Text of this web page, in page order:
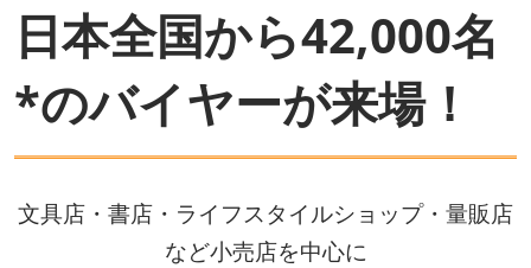
日本全国から42,000名
*のバイヤーが来場！
文具店・書店・ライフスタイルショップ・量販店
など小売店を中心に